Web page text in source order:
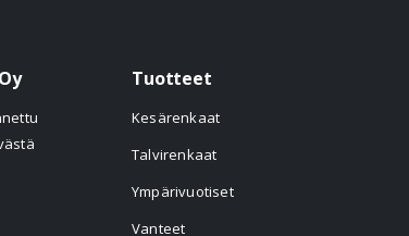
Tuotteet
Kesärenkaat
Talvirenkaat
Ympärivuotiset
Vanteet